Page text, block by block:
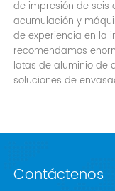
de impresión de seis
acumulación y
de experiencia en la
recomendamos
latas de aluminio de
soluciones de
Contáctenos